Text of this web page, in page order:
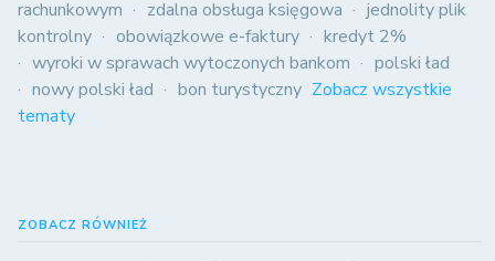
rachunkowym
zdalna obsługa księgowa
jednolity plik
kontrolny
obowiązkowe e-faktury
kredyt 2%
wyroki w sprawach wytoczonych bankom
polski ład
nowy polski ład
bon turystyczny Zobacz wszystkie
tematy
ZOBACZ RÓWNIEŻ